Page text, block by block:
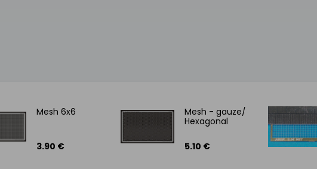
Mesh 6x6
3.90 €
Mesh - gauze/
Hexagonal
5.10 €